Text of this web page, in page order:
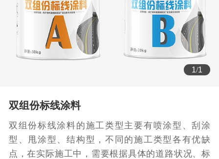
1/1
双组份标线涂料
双组份标线涂料的施工类型主要有喷涂型、刮涂
型、甩涂型、结构型，不同的施工类型各有优缺
点，在实际施工中，需要根据具体的道路状况、标